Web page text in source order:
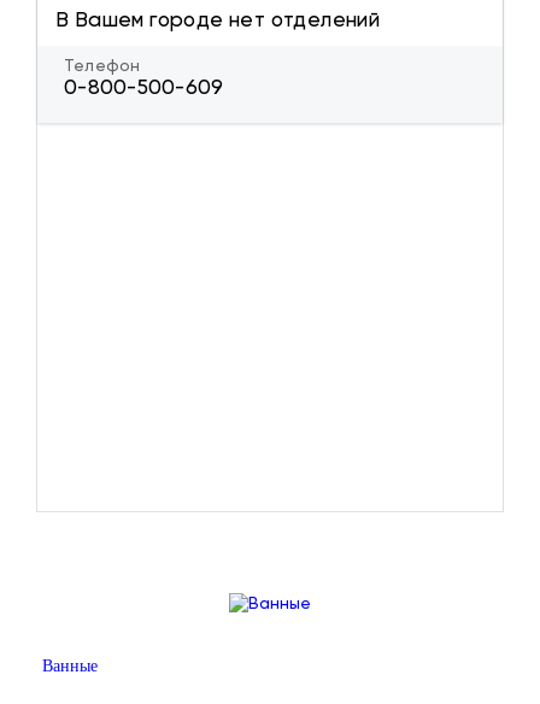
В Вашем городе нет отделений
Телефон
0-800-500-609
Ванные